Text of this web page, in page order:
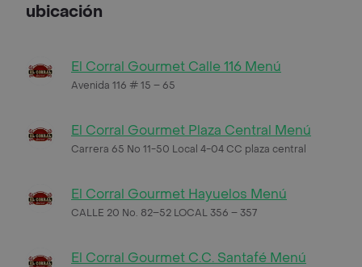
ubicación
El Corral Gourmet Calle 116 Menú
Avenida 116 # 15 – 65
El Corral Gourmet Plaza Central Menú
Carrera 65 No 11-50 Local 4-04 CC plaza central
El Corral Gourmet Hayuelos Menú
CALLE 20 No. 82–52 LOCAL 356 – 357
El Corral Gourmet C.C. Santafé Menú